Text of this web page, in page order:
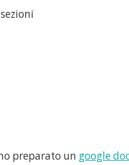
preparato un google